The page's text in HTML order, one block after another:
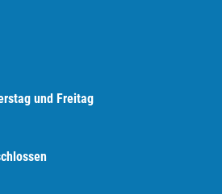
und Freitag